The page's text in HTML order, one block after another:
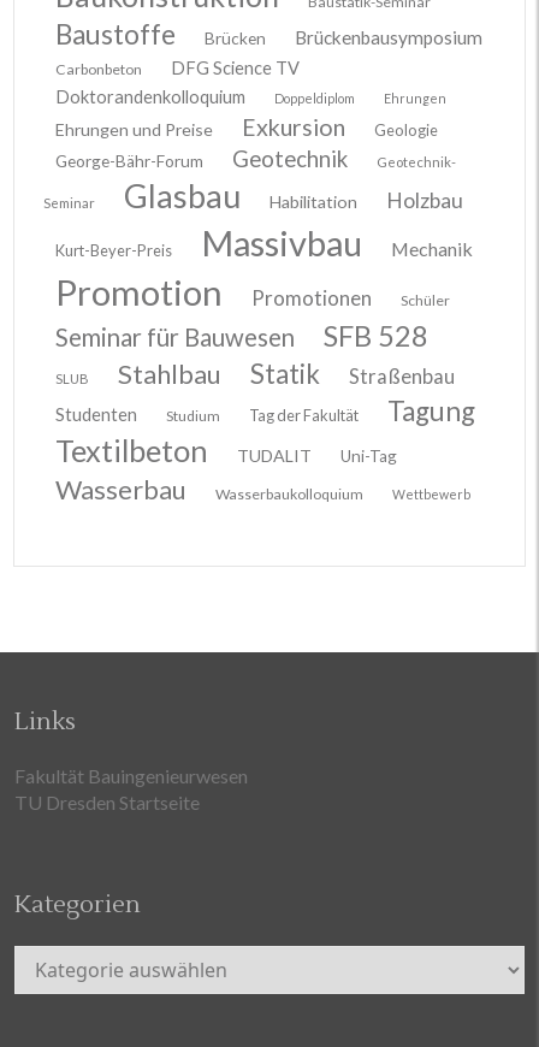
Baustoffe Brücken Brückenbausymposium
Carbonbeton
DFG Science TV
Doktorandenkolloquium
Doppeldiplom Ehrungen
Ehrungen und Preise Exkursion
Geologie
George-Bähr-Forum
Geotechnik Geotechnik-
Seminar Glasbau Habilitation Holzbau
Kurt-Beyer-Preis Massivbau Mechanik
Promotion Promotionen Schüler
Seminar für Bauwesen SFB 528
SLUB Stahlbau Statik Straßenbau
Studenten Studium Tag der Fakultät Tagung
Textilbeton TUDALIT Uni-Tag
Wasserbau Wasserbaukolloquium Wettbewerb
Links
Fakultät Bauingenieurwesen
TU Dresden Startseite
Kategorien
Kategorien